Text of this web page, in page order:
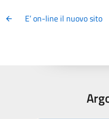
E’ on-line il nuovo sito